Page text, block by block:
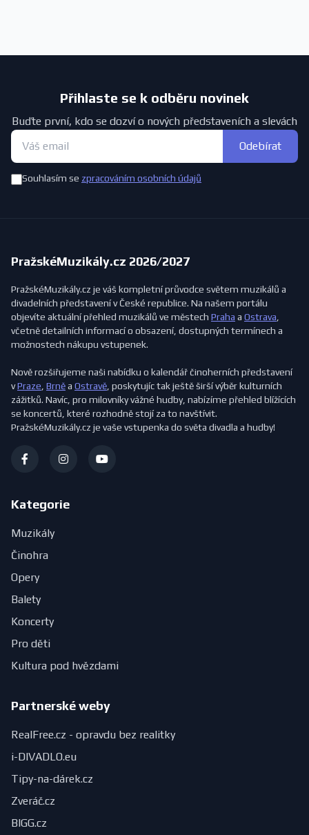
Přihlaste se k odběru novinek
Buďte první, kdo se dozví o nových představeních a slevách
Odebírat
Souhlasím se zpracováním osobních údajů
PražskéMuzikály.cz 2026/2027
PražskéMuzikály.cz je váš kompletní průvodce světem muzikálů a
divadelních představení v České republice. Na našem portálu
objevíte aktuální přehled muzikálů ve městech Praha a Ostrava,
včetně detailních informací o obsazení, dostupných termínech a
možnostech nákupu vstupenek.
Nově rozšiřujeme naši nabídku o kalendář činoherních představení
vPraze, Brněa Ostravě, poskytujíc tak ještě širší výběr kulturních
zážitků. Navíc, pro milovníky vážné hudby, nabízíme přehled blížících
se koncertů, které rozhodně stojí za to navštívit.
PražskéMuzikály.cz je vaše vstupenka do světa divadla a hudby!
Kategorie
Muzikály
Činohra
Opery
Balety
Koncerty
Pro děti
Kultura pod hvězdami
Partnerské weby
RealFree.cz - opravdu bez realitky
i-DIVADLO.eu
Tipy-na-dárek.cz
Zveráč.cz
BIGG.cz